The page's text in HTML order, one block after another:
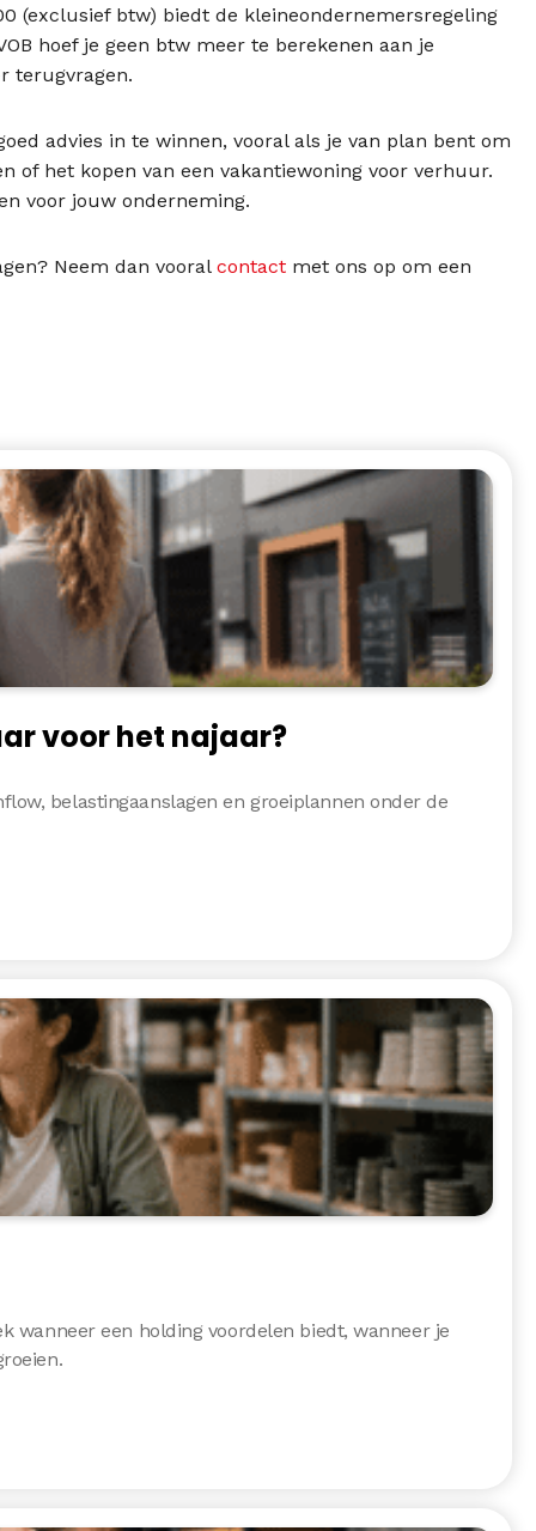
(exclusief btw) biedt de kleineondernemersregeling
hoef je geen btw meer te berekenen aan je
terugvragen.
advies in te winnen, vooral als je van plan bent om
of het kopen van een vakantiewoning voor verhuur.
voor jouw onderneming.
Neem dan vooral contact met ons op om een
voor het najaar?
belastingaanslagen en groeiplannen onder de
wanneer een holding voordelen biedt, wanneer je